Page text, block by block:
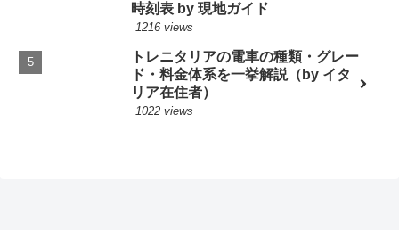
時刻表 by 現地ガイド
1216 views
トレニタリアの電車の種類・グレー
ド・料金体系を一挙解説（by イタ
リア在住者）
1022 views